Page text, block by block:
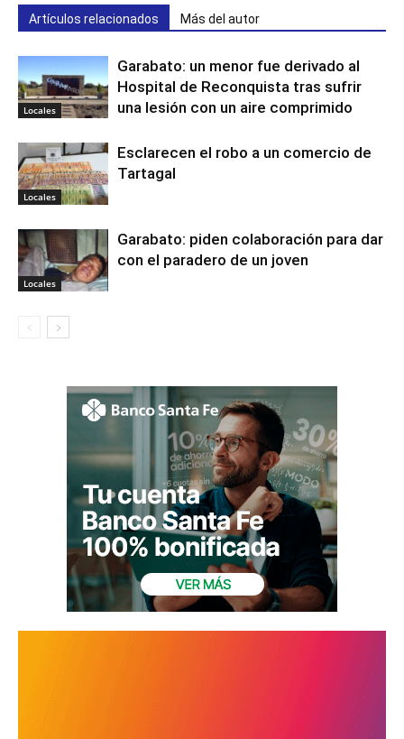
Artículos relacionados Más del autor
Locales
Garabato: un menor fue derivado al
Hospital de Reconquista tras sufrir
una lesión con un aire comprimido
Locales
Esclarecen el robo a un comercio de
Tartagal
Locales
Garabato: piden colaboración para dar
con el paradero de un joven